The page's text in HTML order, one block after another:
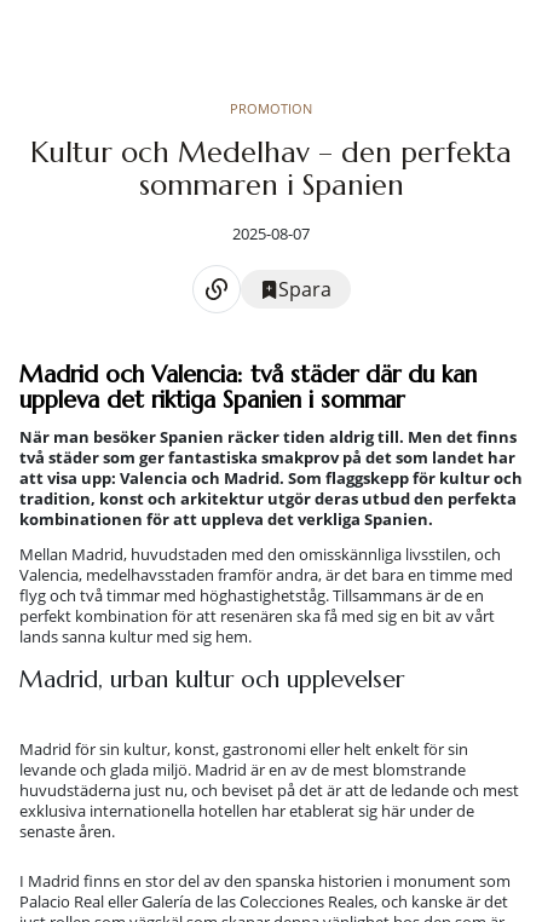
PROMOTION
Kultur och Medelhav – den perfekta
sommaren i Spanien
2025-08-07
Spara
Madrid och Valencia: två städer där du kan
uppleva det riktiga Spanien i sommar
När man besöker Spanien räcker tiden aldrig till. Men det finns
två städer som ger fantastiska smakprov på det som landet har
att visa upp: Valencia och Madrid. Som flaggskepp för kultur och
tradition, konst och arkitektur utgör deras utbud den perfekta
kombinationen för att uppleva det verkliga Spanien.
Mellan Madrid, huvudstaden med den omisskännliga livsstilen, och
Valencia, medelhavsstaden framför andra, är det bara en timme med
flyg och två timmar med höghastighetståg. Tillsammans är de en
perfekt kombination för att resenären ska få med sig en bit av vårt
lands sanna kultur med sig hem.
Madrid, urban kultur och upplevelser
Madrid för sin kultur, konst, gastronomi eller helt enkelt för sin
levande och glada miljö. Madrid är en av de mest blomstrande
huvudstäderna just nu, och beviset på det är att de ledande och mest
exklusiva internationella hotellen har etablerat sig här under de
senaste åren.
I Madrid finns en stor del av den spanska historien i monument som
Palacio Real eller Galería de las Colecciones Reales, och kanske är det